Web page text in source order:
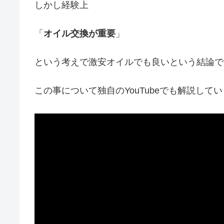
しかし経験上
「 オイル交換が重要 」
という考えで激安オイルでも良いという結論で
この事について独自のYouTubeでも解説してい